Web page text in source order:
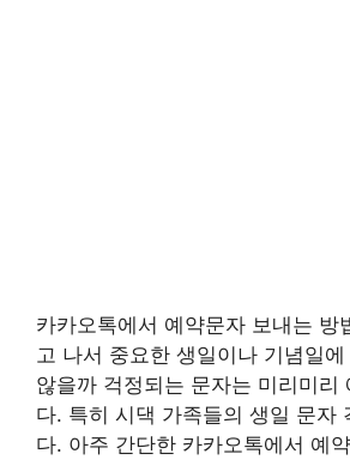
카카오톡에서 예약문자 보내는 방
고 나서 중요한 생일이나 기념일
않을까 걱정되는 문자는 미리미리
다. 특히 시댁 가족들의 생일 문자
다. 아주 간단한 카카오톡에서 예